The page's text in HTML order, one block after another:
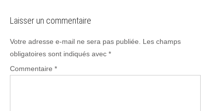
Laisser un commentaire
Votre adresse e-mail ne sera pas publiée.
Les champs
obligatoires sont indiqués avec *
Commentaire *